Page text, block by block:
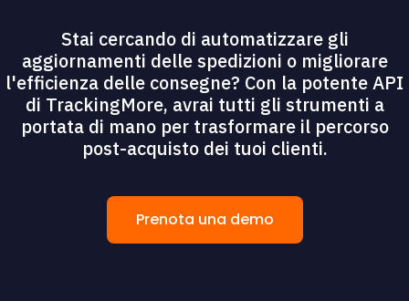
Stai cercando di automatizzare gli
aggiornamenti delle spedizioni o migliorare
l'efficienza delle consegne? Con la potente API
di TrackingMore, avrai tutti gli strumenti a
portata di mano per trasformare il percorso
post-acquisto dei tuoi clienti.
Prenota una demo